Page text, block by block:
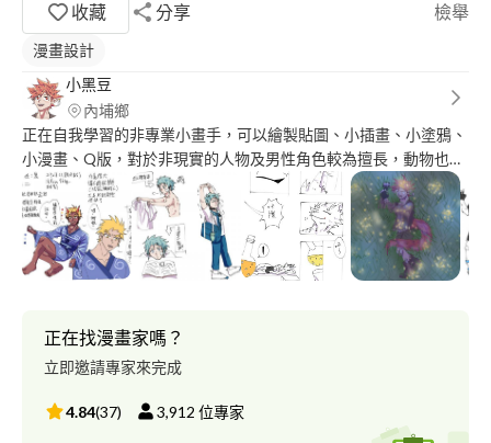
收藏
分享 檢舉
漫畫設計
小黑豆
內埔鄉
正在自我學習的非專業小畫手，可以繪製貼圖、小插畫、小塗鴉、
小漫畫、Q版，對於非現實的人物及男性角色較為擅長，動物也可
以繪製，非人角色、獸人皆可詢問
正在找漫畫家嗎？
立即邀請專家來完成
4.84(37) 3,912 位專家